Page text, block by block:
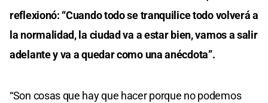
reflexionó: “Cuando todo se tranquilice todo volverá a
la normalidad, la ciudad va a estar bien, vamos a salir
adelante y va a quedar como una anécdota”.
“Son cosas que hay que hacer porque no podemos